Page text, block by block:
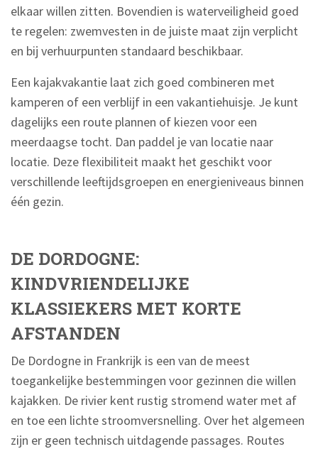
elkaar willen zitten. Bovendien is waterveiligheid goed
te regelen: zwemvesten in de juiste maat zijn verplicht
en bij verhuurpunten standaard beschikbaar.
Een kajakvakantie laat zich goed combineren met
kamperen of een verblijf in een vakantiehuisje. Je kunt
dagelijks een route plannen of kiezen voor een
meerdaagse tocht. Dan paddel je van locatie naar
locatie. Deze flexibiliteit maakt het geschikt voor
verschillende leeftijdsgroepen en energieniveaus binnen
één gezin.
DE DORDOGNE:
KINDVRIENDELIJKE
KLASSIEKERS MET KORTE
AFSTANDEN
De Dordogne in Frankrijk is een van de meest
toegankelijke bestemmingen voor gezinnen die willen
kajakken. De rivier kent rustig stromend water met af
en toe een lichte stroomversnelling. Over het algemeen
zijn er geen technisch uitdagende passages. Routes